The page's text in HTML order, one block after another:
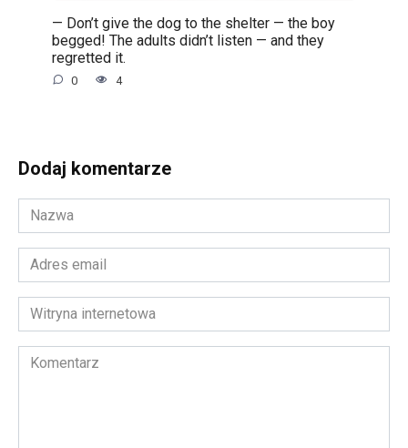
— Don’t give the dog to the shelter — the boy
begged! The adults didn’t listen — and they
regretted it.
0 4
Dodaj komentarze
Nazwa
*
Adres
email
*Witryna
internetowa
Komentarz